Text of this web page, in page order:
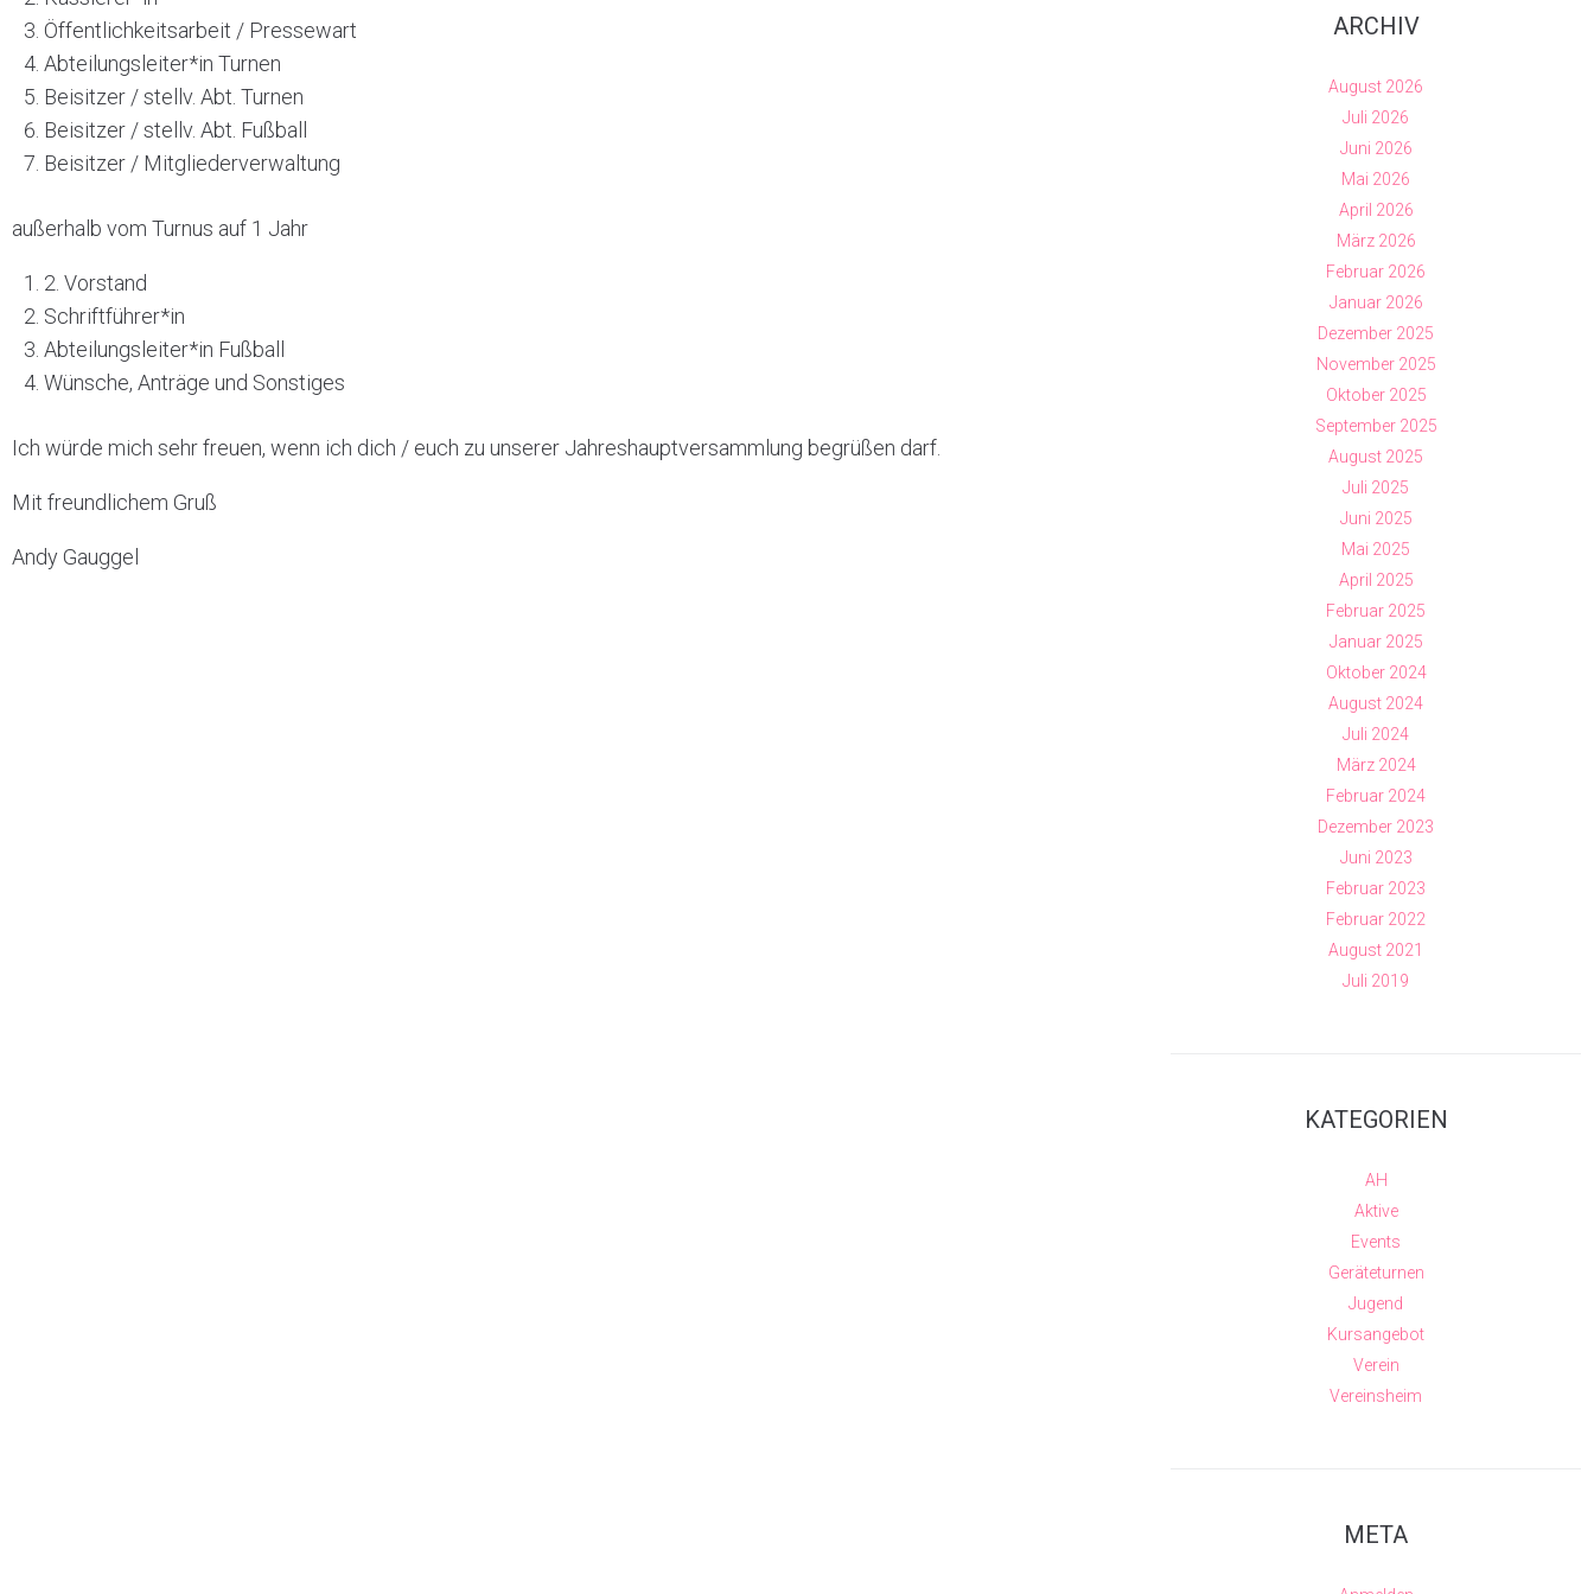
Öffentlichkeitsarbeit / Pressewart
Abteilungsleiter*in Turnen
Beisitzer / stellv. Abt. Turnen
Beisitzer / stellv. Abt. Fußball
Beisitzer / Mitgliederverwaltung
außerhalb vom Turnus auf 1 Jahr
2. Vorstand
Schriftführer*in
Abteilungsleiter*in Fußball
Wünsche, Anträge und Sonstiges
Ich würde mich sehr freuen, wenn ich dich / euch zu unserer Jahreshauptversammlung begrüßen darf.
Mit freundlichem Gruß
Andy Gauggel
ARCHIV
August 2026
Juli 2026
Juni 2026
Mai 2026
April 2026
März 2026
Februar 2026
Januar 2026
Dezember 2025
November 2025
Oktober 2025
September 2025
August 2025
Juli 2025
Juni 2025
Mai 2025
April 2025
Februar 2025
Januar 2025
Oktober 2024
August 2024
Juli 2024
März 2024
Februar 2024
Dezember 2023
Juni 2023
Februar 2023
Februar 2022
August 2021
Juli 2019
KATEGORIEN
AH
Aktive
Events
Geräteturnen
Jugend
Kursangebot
Verein
Vereinsheim
META